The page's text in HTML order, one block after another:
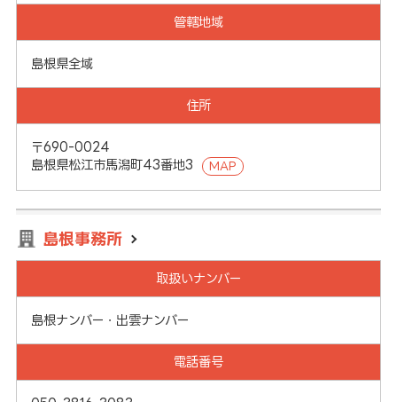
管轄地域
島根県全域
住所
〒690-0024
島根県松江市馬潟町43番地3
MAP
島根事務所
取扱いナンバー
島根ナンバー・出雲ナンバー
電話番号